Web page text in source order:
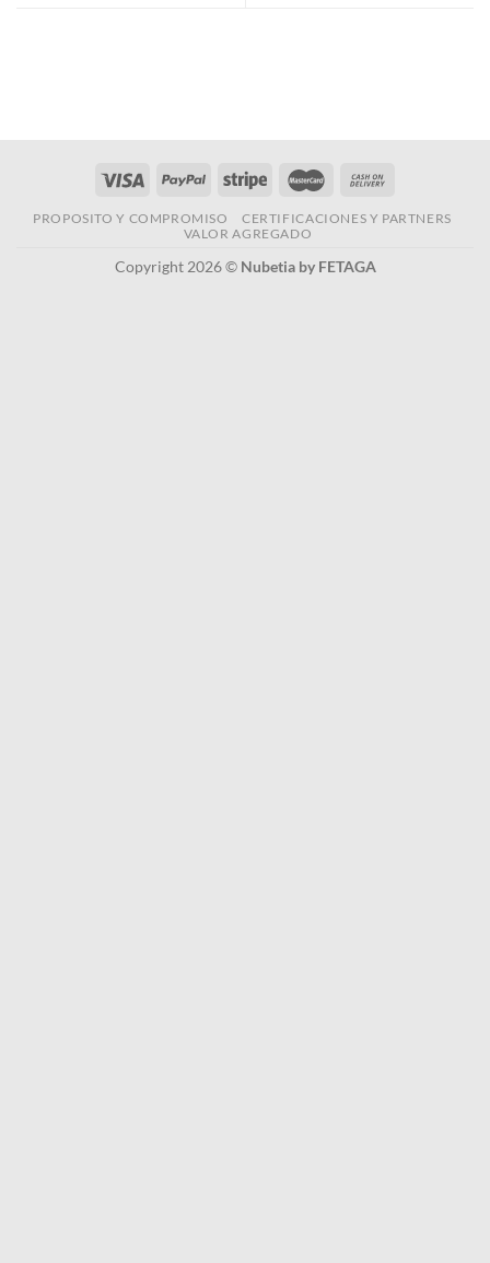
PROPOSITO Y COMPROMISO
CERTIFICACIONES Y PARTNERS
VALOR AGREGADO
Copyright 2026 © Nubetia by FETAGA